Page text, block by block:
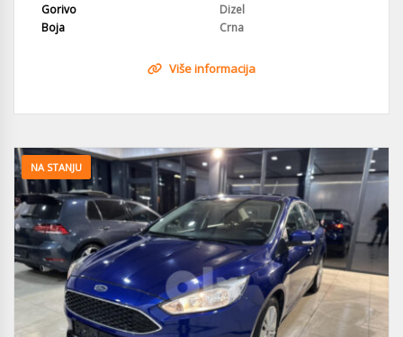
Gorivo
Dizel
Boja
Crna
Više informacija
NA STANJU